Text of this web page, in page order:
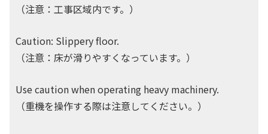
（注意：工事区域内です。）
Caution: Slippery floor.
（注意：床が滑りやすくなっています。）
Use caution when operating heavy machinery.
（重機を操作する際は注意してください。）